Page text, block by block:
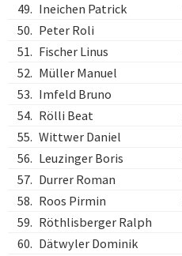
49. Ineichen Patrick
50. Peter Roli
51. Fischer Linus
52. Müller Manuel
53. Imfeld Bruno
54. Rölli Beat
55. Wittwer Daniel
56. Leuzinger Boris
57. Durrer Roman
58. Roos Pirmin
59. Röthlisberger Ralph
60. Dätwyler Dominik